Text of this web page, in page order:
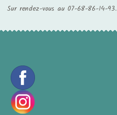
Sur rendez-vous au 07-68-86-14-93.